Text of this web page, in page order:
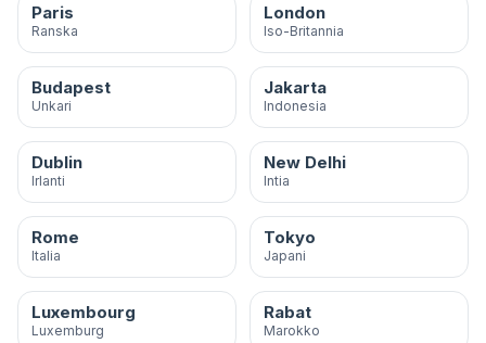
Paris
Ranska
London
Iso-Britannia
Budapest
Unkari
Jakarta
Indonesia
Dublin
Irlanti
New Delhi
Intia
Rome
Italia
Tokyo
Japani
Luxembourg
Luxemburg
Rabat
Marokko